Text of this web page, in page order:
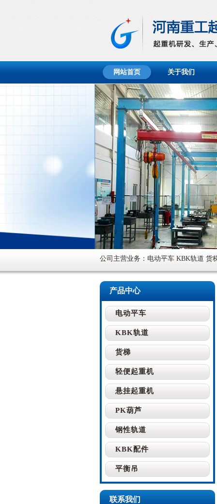
网站首页 关于我们
公司主营业务：电动平车 KBK轨道 货
产品中心
电动平车
KBK轨道
货梯
轻便起重机
悬挂起重机
PK葫芦
钢性轨道
KBK配件
平衡吊
联系我们